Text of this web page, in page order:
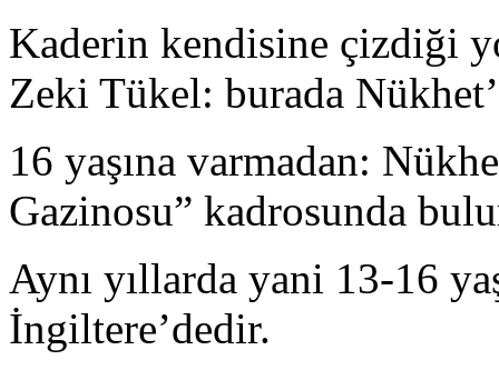
Kaderin kendisine çizdiği
Zeki Tükel: burada
16 yaşına varmadan:
Gazinosu” kadrosunda
Aynı yıllarda yani 13-16
İngiltere’dedir.